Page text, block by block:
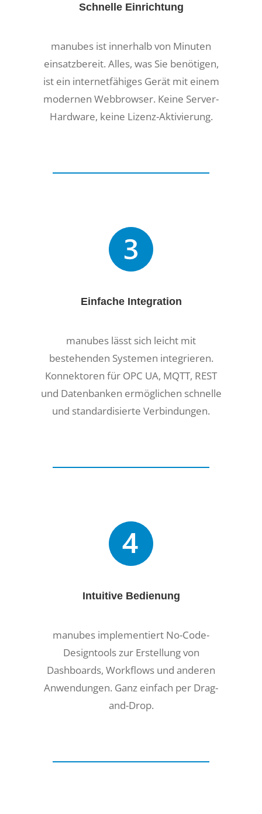
Schnelle Einrichtung
manubes ist innerhalb von Minuten
einsatzbereit. Alles, was Sie benötigen,
ist ein internetfähiges Gerät mit einem
modernen Webbrowser. Keine Server-
Hardware, keine Lizenz-Aktivierung.
Einfache Integration
manubes lässt sich leicht mit
bestehenden Systemen integrieren.
Konnektoren für OPC UA, MQTT, REST
und Datenbanken ermöglichen schnelle
und standardisierte Verbindungen.
Intuitive Bedienung
manubes implementiert No-Code-
Designtools zur Erstellung von
Dashboards, Workflows und anderen
Anwendungen. Ganz einfach per Drag-
and-Drop.